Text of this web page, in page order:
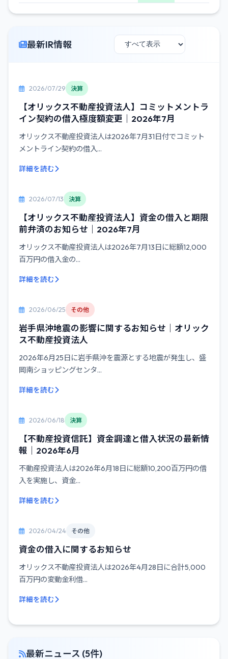
最新IR情報
2026/07/29 決算
【オリックス不動産投資法人】コミットメントラ
イン契約の借入極度額変更｜2026年7月
オリックス不動産投資法人は2026年7月31日付でコミット
メントライン契約の借入...
詳細を読む
2026/07/13 決算
【オリックス不動産投資法人】資金の借入と期限
前弁済のお知らせ｜2026年7月
オリックス不動産投資法人は2026年7月13日に総額12,000
百万円の借入金の...
詳細を読む
2026/06/25 その他
岩手県沖地震の影響に関するお知らせ｜オリック
ス不動産投資法人
2026年6月25日に岩手県沖を震源とする地震が発生し、盛
岡南ショッピングセンタ...
詳細を読む
2026/06/18 決算
【不動産投資信託】資金調達と借入状況の最新情
報｜2026年6月
不動産投資法人は2026年6月18日に総額10,200百万円の借
入を実施し、資金...
詳細を読む
2026/04/24 その他
資金の借入に関するお知らせ
オリックス不動産投資法人は2026年4月28日に合計5,000
百万円の変動金利借...
詳細を読む
最新ニュース (5件)